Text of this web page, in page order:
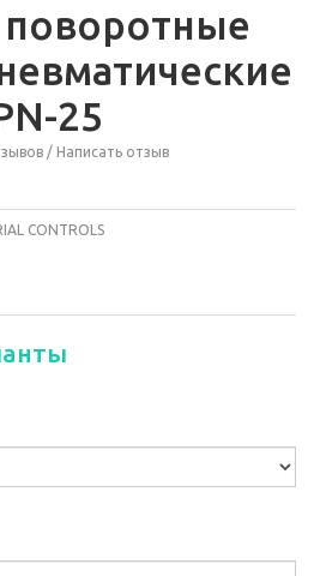
25
/ Написать отзыв
CONTROLS